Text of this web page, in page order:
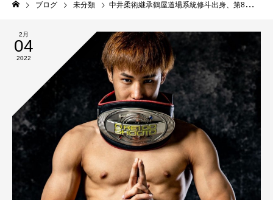
ブログ 未分類 中井柔術継承鶴屋道場系統修斗出身、第8代修斗世界フライ級チャンピオン平良達郎（Theパラエストラ沖縄/inspirit）修斗を世界に知らしめろ。沖縄から世界へ！UFCと契約締結！！！#平良達郎#岡田遼#修斗#shooto#鶴屋浩#中井祐樹#Theパラエストラ沖縄#沖縄#斬修斗沖縄#EVERGROUND
2月
04
2022